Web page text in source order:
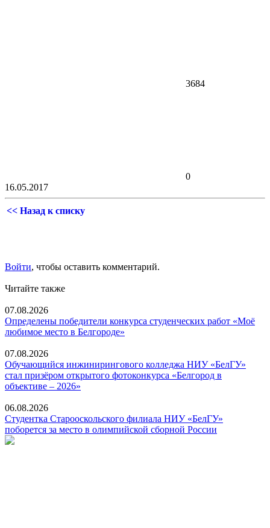
3684
0
16.05.2017
<< Назад к списку
Войти, чтобы оставить комментарий.
Читайте также
07.08.2026
Определены победители конкурса студенческих работ «Моё
любимое место в Белгороде»
07.08.2026
Обучающийся инжинирингового колледжа НИУ «БелГУ»
стал призёром открытого фотоконкурса «Белгород в
объективе – 2026»
06.08.2026
Студентка Старооскольского филиала НИУ «БелГУ»
поборется за место в олимпийской сборной России